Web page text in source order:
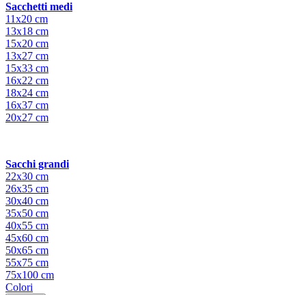
Sacchetti medi
11x20 cm
13x18 cm
15x20 cm
13x27 cm
15x33 cm
16x22 cm
18x24 cm
16x37 cm
20x27 cm
Sacchi grandi
22x30 cm
26x35 cm
30x40 cm
35x50 cm
40x55 cm
45x60 cm
50x65 cm
55x75 cm
75x100 cm
Colori